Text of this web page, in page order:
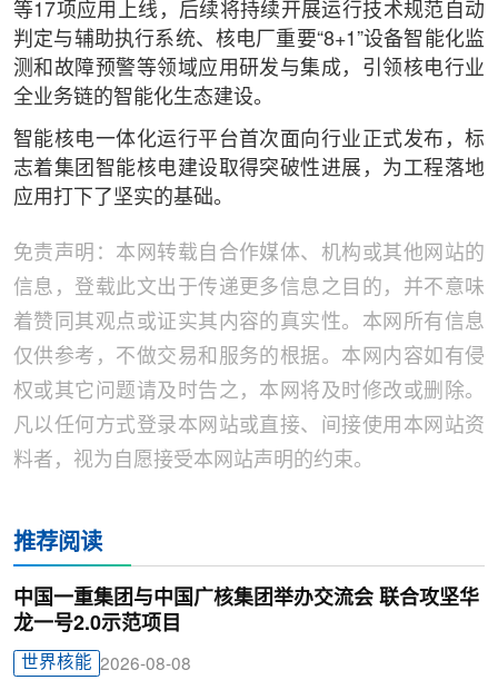
等17项应用上线，后续将持续开展运行技术规范自动
判定与辅助执行系统、核电厂重要“8+1”设备智能化监
测和故障预警等领域应用研发与集成，引领核电行业
全业务链的智能化生态建设。
智能核电一体化运行平台首次面向行业正式发布，标
志着集团智能核电建设取得突破性进展，为工程落地
应用打下了坚实的基础。
免责声明：本网转载自合作媒体、机构或其他网站的
信息，登载此文出于传递更多信息之目的，并不意味
着赞同其观点或证实其内容的真实性。本网所有信息
仅供参考，不做交易和服务的根据。本网内容如有侵
权或其它问题请及时告之，本网将及时修改或删除。
凡以任何方式登录本网站或直接、间接使用本网站资
料者，视为自愿接受本网站声明的约束。
推荐阅读
中国一重集团与中国广核集团举办交流会 联合攻坚华
龙一号2.0示范项目
世界核能 2026-08-08